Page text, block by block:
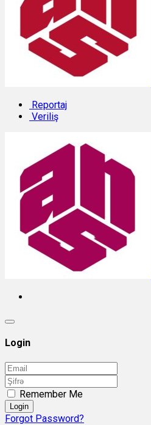
Reportaj
Veriliş
Login
Remember Me
Login
Forgot Password?